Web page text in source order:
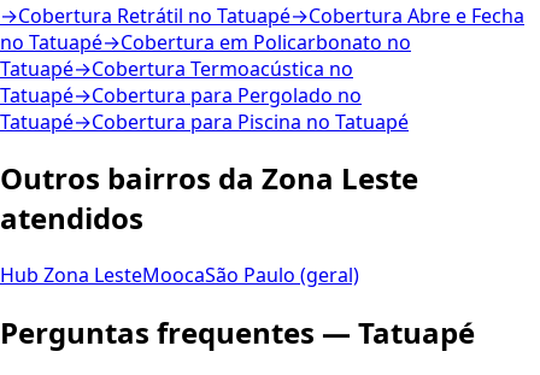
→Cobertura Retrátil no Tatuapé→Cobertura Abre e Fecha
no Tatuapé→Cobertura em Policarbonato no
Tatuapé→Cobertura Termoacústica no
Tatuapé→Cobertura para Pergolado no
Tatuapé→Cobertura para Piscina no Tatuapé
Outros bairros da Zona Leste
atendidos
Hub Zona LesteMoocaSão Paulo (geral)
Perguntas frequentes — Tatuapé